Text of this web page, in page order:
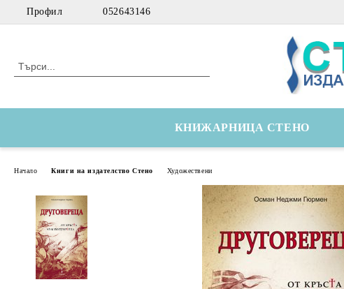
Профил 052643146
КНИЖАРНИЦА СТЕНО
Начало Книги на издателство Стено Художествени